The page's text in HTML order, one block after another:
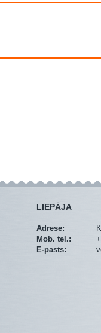
LIEPĀJA
Adrese:
Mob. tel.:
E-pasts: